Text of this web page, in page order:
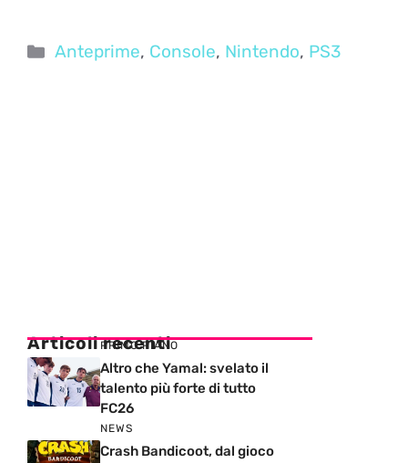
Categorie
Anteprime, Console, Nintendo, PS3
Articoli recenti
PRIMO PIANO
Altro che Yamal: svelato il
talento più forte di tutto
FC26
NEWS
Crash Bandicoot, dal gioco